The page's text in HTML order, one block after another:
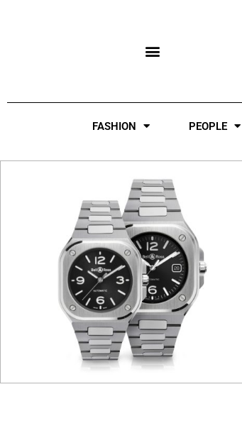
FASHION PEOPLE